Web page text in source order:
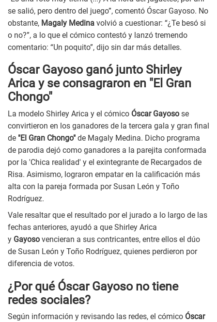
se salió, pero dentro del juego”, comentó Óscar Gayoso. No
obstante, Magaly Medina volvió a cuestionar: “¿Te besó si
o no?”, a lo que el cómico contestó y lanzó tremendo
comentario: “Un poquito”, dijo sin dar más detalles.
Óscar Gayoso ganó junto Shirley
Arica y se consagraron en "El Gran
Chongo"
La modelo Shirley Arica y el cómico Óscar Gayoso se
convirtieron en los ganadores de la tercera gala y gran final
de "El Gran Chongo" de Magaly Medina. Dicho programa
de parodia dejó como ganadores a la parejita conformada
por la 'Chica realidad' y el exintegrante de Recargados de
Risa. Asimismo, lograron empatar en la calificación más
alta con la pareja formada por Susan León y Toño
Rodríguez.
Vale resaltar que el resultado por el jurado a lo largo de las
fechas anteriores, ayudó a que Shirley Arica
y Gayoso vencieran a sus contricantes, entre ellos el dúo
de Susan León y Toño Rodríguez, quienes perdieron por
diferencia de votos.
¿Por qué Óscar Gayoso no tiene
redes sociales?
Según información y revisando las redes, el cómico Óscar